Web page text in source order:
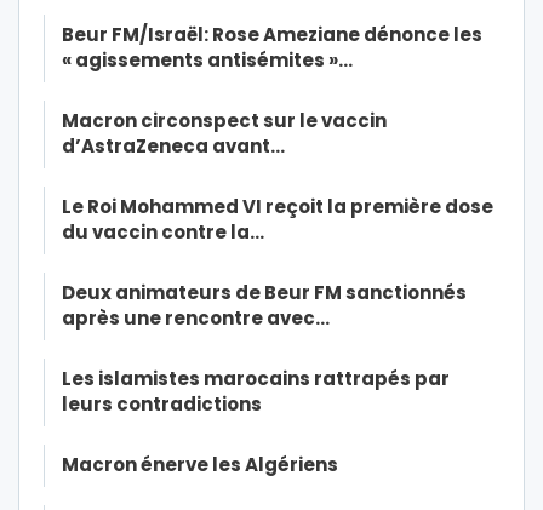
Beur FM/Israël: Rose Ameziane dénonce les
« agissements antisémites »…
Macron circonspect sur le vaccin
d’AstraZeneca avant…
Le Roi Mohammed VI reçoit la première dose
du vaccin contre la…
Deux animateurs de Beur FM sanctionnés
après une rencontre avec…
Les islamistes marocains rattrapés par
leurs contradictions
Macron énerve les Algériens